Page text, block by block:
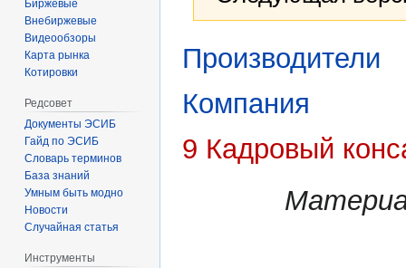
ккПроизводители
Компания
9 Кадровый
Биржевые
Внебиржевые
Видеообзоры
Карта рынка
Котировки
Редсовет
Документы ЭСИБ
Гайд по ЭСИБ
Словарь терминов
База знаний
Умным быть модно
Новости
Случайная статья
Инструменты